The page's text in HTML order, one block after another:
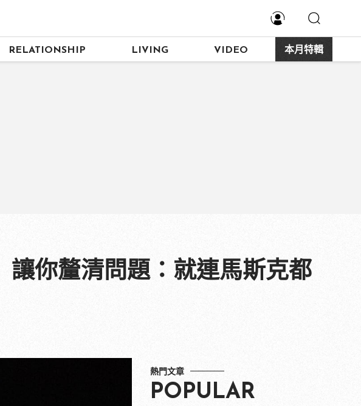
RELATIONSHIP LIVING VIDEO 本月特輯
你釐清問題：就連馬斯克都
熱門文章
POPULAR